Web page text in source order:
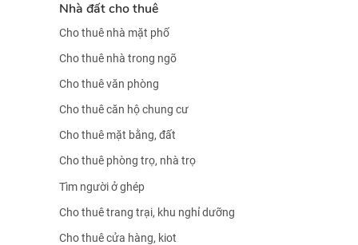
Nhà đất cho thuê
Cho thuê nhà mặt phố
Cho thuê nhà trong ngõ
Cho thuê văn phòng
Cho thuê căn hộ chung cư
Cho thuê mặt bằng, đất
Cho thuê phòng trọ, nhà trọ
Tìm người ở ghép
Cho thuê trang trại, khu nghỉ dưỡng
Cho thuê cửa hàng, kiot